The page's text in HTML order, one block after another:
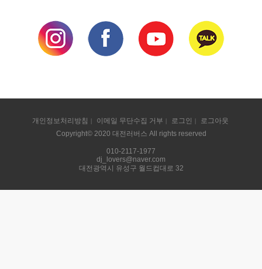
개인정보처리방침 이메일 무단수집 거부 로그인
로그아웃
Copyright© 2020 대전러버스 All rights reserved
010-2117-1977
dj_lovers@naver.com
대전광역시 유성구 월드컵대로 32